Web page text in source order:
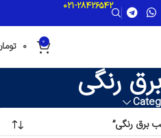
021-28426542
0
0
رنگی
برق رنگی”